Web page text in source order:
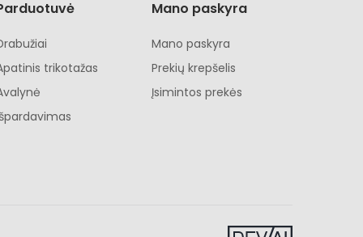
trikotažas
Mano paskyra
Mano paskyra
Prekių krepšelis
Įsimintos prekės